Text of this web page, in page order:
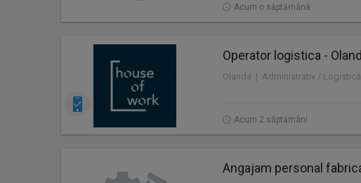
Acum o săptămână
Operator logistica -
Acum 2 săptămâni
Angajam personal